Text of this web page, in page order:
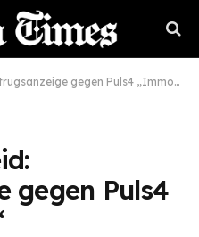
gegen Puls4 „Immo Queen“
gegen Puls4